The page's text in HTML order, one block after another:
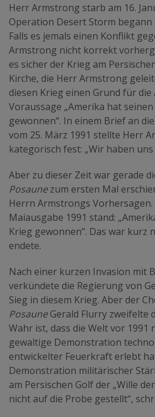
Herr Armstrong starb am 16.
Operation Desert Storm begann
Falls es jemals einen Konflikt
Armstrong nicht korrekt
es sicher der Krieg am
Kirche, die Herr Armstrong
diesen Krieg einen Grund für
Voraussage „Amerika hat
gewonnen“. In einem Brief an
vom 25. März 1991 stellte Herr
kategorisch fest: „Wir haben
Aber zu dieser Zeit war gerade
Posaunezum ersten Mal
Herrn Armstrongs
Maiausgabe 1991 stand:
Krieg gewonnen“. Das war kurz
endete.
Nach einer kurzen Invasion mit
verkündete die Regierung von
Sieg in diesem Krieg. Aber der
PosauneGerald Flurry zweifelte
Wahr ist, dass die Welt vor 1991
gewaltige Demonstration
entwickelter Feuerkraft erlebt
Demonstration militärischer
am Persischen Golf der „Wille
nicht auf die Probe gestellt“,